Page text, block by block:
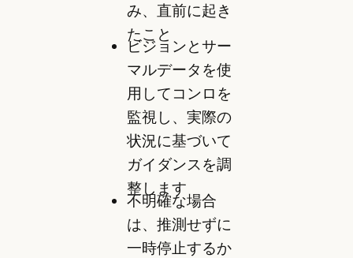
み、直前に起き
たこと
ビジョンとサー
マルデータを使
用してコンロを
監視し、実際の
状況に基づいて
ガイダンスを調
整します
不明確な場合
は、推測せずに
一時停止するか